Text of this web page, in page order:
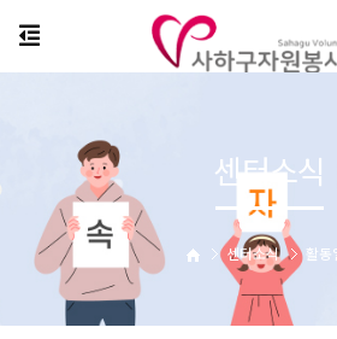
센터소식 활동
센터소식